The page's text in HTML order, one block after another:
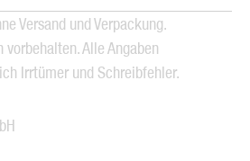
Versand und Verpackung.
vorbehalten. Alle Angaben
Irrtümer und Schreibfehler.